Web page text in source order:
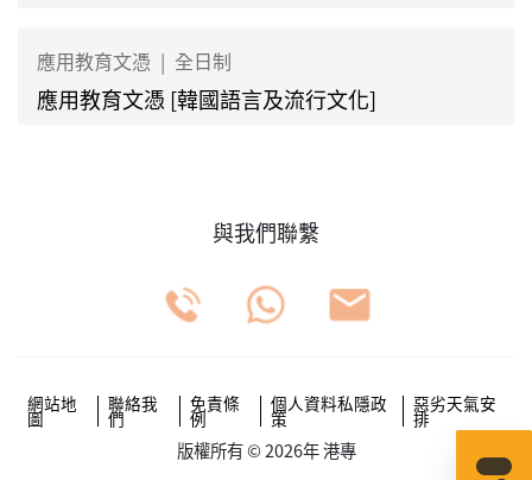
應用教育文憑 | 全日制
應用教育文憑 [韓國語言及流行文化]
與我們聯繫
網站地
圖
聯絡我
們
免責條
例
個人資料私隱政
策
惡劣天氣安
排
版權所有 © 2026年 港專